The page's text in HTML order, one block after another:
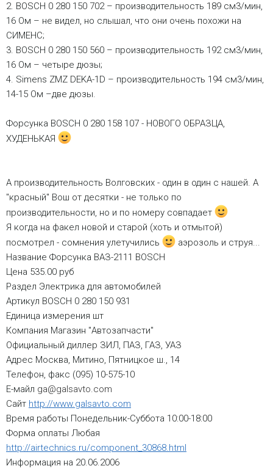
2. BOSCH 0 280 150 702 – производительность 189 см3/мин,
16 Ом – не видел, но слышал, что они очень похожи на
СИМЕНС;
3. BOSCH 0 280 150 560 – производительность 192 см3/мин,
16 Ом – четыре дюзы;
4. Simens ZMZ DEKA-1D – производительность 194 см3/мин,
14-15 Ом –две дюзы.
Форсунка BOSCH 0 280 158 107 - НОВОГО ОБРАЗЦА,
ХУДЕНЬКАЯ
А производительность Волговских - один в один с нашей. А
"красный" Вош от десятки - не только по
производительности, но и по номеру совпадает
Я когда на факел новой и старой (хоть и отмытой)
посмотрел - сомнения улетучились
аэрозоль и струя...
Название Форсунка ВАЗ-2111 BOSCH
Цена 535.00 руб
Раздел Электрика для автомобилей
Артикул BOSCH 0 280 150 931
Единица измерения шт
Компания Магазин "Автозапчасти"
Официальный диллер ЗИЛ, ПАЗ, ГАЗ, УАЗ
Адрес Москва, Митино, Пятницкое ш., 14
Телефон, факс (095) 10-575-10
Е-майл ga@galsavto.com
Сайт http://www.galsavto.com
Время работы Понедельник-Суббота 10:00-18:00
Форма оплаты Любая
http://airtechnics.ru/component_30868.html
Информация на 20.06.2006